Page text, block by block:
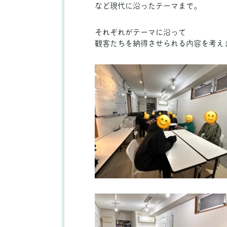
など現代に沿ったテーマまで。
それぞれがテーマに沿って
観客たちを納得させられる内容を考え